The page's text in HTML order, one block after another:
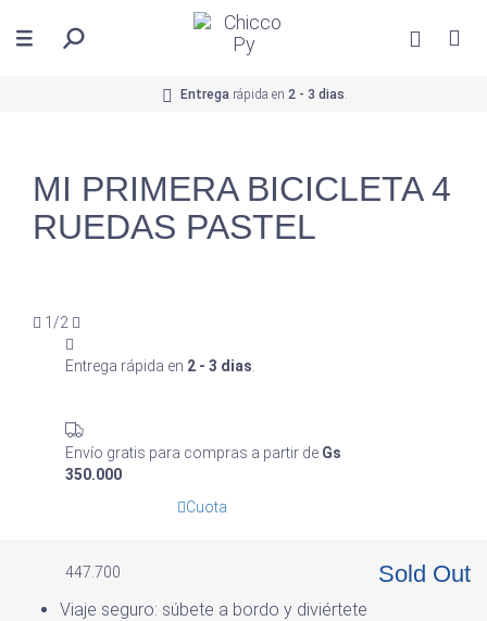
Entregarápida en 2 - 3 dias.
MI PRIMERA BICICLETA 4
RUEDAS PASTEL
1/2
Entrega rápida en 2 - 3 dias
Envío gratis para compras a partir de Gs
350.000
Cuota
447.700 Sold Out
Viaje seguro: súbete a bordo y diviértete